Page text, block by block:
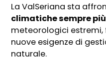
La ValSeriana sta
climatiche sempre
meteorologici
nuove esigenze di
naturale.